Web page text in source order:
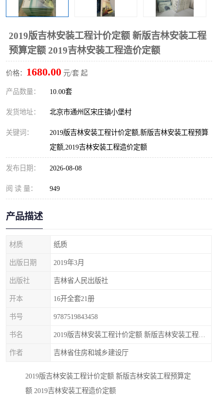
2019版吉林安装工程计价定额 新版吉林安装工程
预算定额 2019吉林安装工程造价定额
价格： 1680.00 元/套 起
产品数量： 10.00套
发货地址： 北京市通州区宋庄镇小堡村
关键词：
2019版吉林安装工程计价定额,新版吉林安装工程预算
定额,2019吉林安装工程造价定额
发布日期： 2026-08-08
阅 读 量： 949
产品描述
材质 纸质
出版日期 2019年3月
出版社 吉林省人民出版社
开本 16开全套21册
书号 9787519843458
书名
作者 吉林省住房和城乡建设厅
2019版吉林安装工程计价定额 新版吉林安装工程预算定
额 2019吉林安装工程造价定额
山东省工程预算定额
电网技改,拆除,检修定额 炼油化工计价依据定额
信息通信建设工程预算定
额
火力发电机组检修定额
湖北建设工程消耗量定额
算定额2
冶金工业建设工程预算定
额
人防工程预算定额
电子工程概预算定额
疏浚工程预算定额
吉林建设工程计价定额
福建建设工程预算定额
江西省建筑工程预算定额
锅炉及压力容器规范国际 广东省建设工程预算定额
甘肃省建设工程预算定额